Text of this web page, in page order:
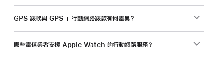
GPS 錶款與 GPS + 行動網路錶款有何差異？
哪些電信業者支援 Apple Watch 的行動網路服務？